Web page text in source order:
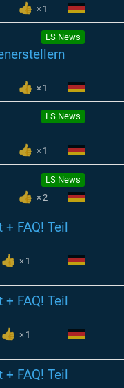
1
LS News
1
LS News
1
LS News
2
FAQ! Teil
1
FAQ! Teil
1
FAQ! Teil